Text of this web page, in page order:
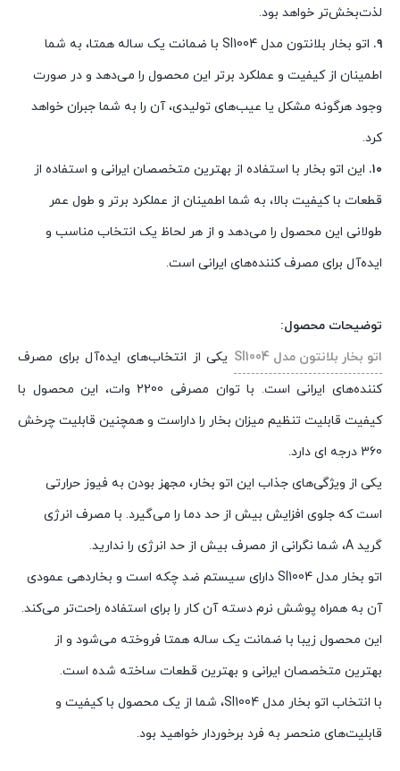
لذت‌بخش‌تر خواهد بود.
۹.
اتو بخار بلانتون مدل SI1004 با ضمانت یک ساله همتا، به شما
اطمینان از کیفیت و عملکرد برتر این محصول را می‌دهد و در صورت
وجود هرگونه مشکل یا عیب‌های تولیدی، آن را به شما جبران خواهد
کرد.
۱۰. این اتو بخار با استفاده از بهترین متخصصان ایرانی و استفاده از
قطعات با کیفیت بالا، به شما اطمینان از عملکرد برتر و طول عمر
طولانی این محصول را می‌دهد و از هر لحاظ یک انتخاب مناسب و
ایده‌آل برای مصرف کننده‌های ایرانی است.
­توضیحات محصول:
اتو بخار بلانتون مدل SI1004
یکی از انتخاب‌های ایده‌آل برای مصرف
کننده‌های ایرانی است. با توان مصرفی 2200 وات، این محصول با
کیفیت قابلیت تنظیم میزان بخار را داراست و همچنین قابلیت چرخش
360 درجه ای دارد.
یکی از ویژگی‌های جذاب این اتو بخار، مجهز بودن به فیوز حرارتی
است که جلوی افزایش بیش از حد دما را می‌گیرد. با مصرف انرژی
گرید A، شما نگرانی از مصرف بیش از حد انرژی را ندارید.
اتو بخار مدل SI1004 دارای سیستم ضد چکه است و بخاردهی عمودی
آن به همراه پوشش نرم دسته آن کار را برای استفاده راحت‌تر می‌کند.
این محصول زیبا با ضمانت یک ساله همتا فروخته می‌شود و از
بهترین متخصصان ایرانی و بهترین قطعات ساخته شده است.
با انتخاب اتو بخار مدل SI1004، شما از یک محصول با کیفیت و
قابلیت‌های منحصر به فرد برخوردار خواهید بود.